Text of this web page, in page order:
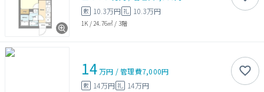
敷 10.3万円 礼 10.3万円
1K / 24.76㎡ / 3階
14万円 /管理費7,000円
敷 14万円 礼 14万円